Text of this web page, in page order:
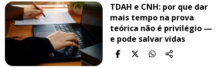
TDAH e CNH: por que dar
mais tempo na prova
teórica não é privilégio —
e pode salvar vidas